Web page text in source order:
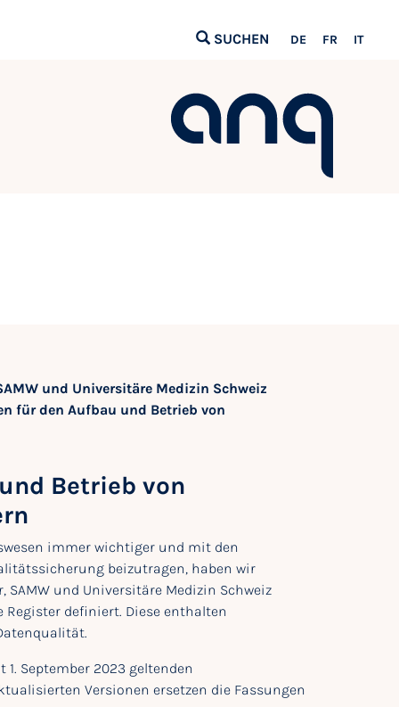
SUCHEN DE FR IT
und Universitäre Medizin Schweiz
für den Aufbau und Betrieb von
Betrieb von
immer wichtiger und mit den
beizutragen, haben wir
und Universitäre Medizin Schweiz
definiert. Diese enthalten
September 2023 geltenden
Versionen ersetzen die Fassungen